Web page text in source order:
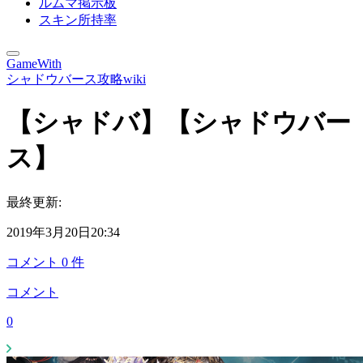
ルムマ掲示板
スキン所持率
GameWith
シャドウバース攻略wiki
【シャドバ】【シャドウバー
ス】
最終更新:
2019年3月20日20:34
コメント 0 件
コメント
0